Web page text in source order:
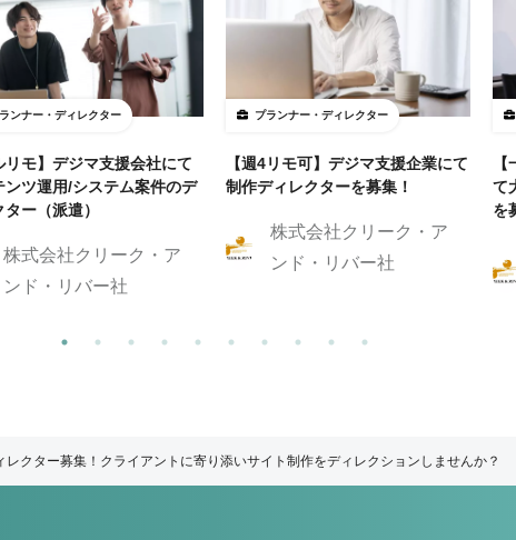
ンナー・ディレクター
リモ】デジマ支援会社にて
ンツ運用/システム案件のデ
ター（派遣）
株式会社クリーク・ア
ンド・リバー社
プランナー・ディレクター
【週4リモ可】デジマ支援企業にて
制作ディレクターを募集！
株式会社クリーク・ア
ンド・リバー社
て
を
レクター募集！クライアントに寄り添いサイト制作をディレクションしませんか？